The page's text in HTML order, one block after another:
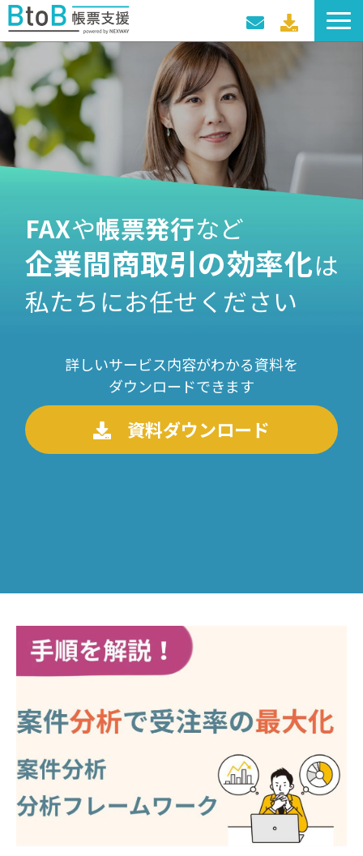
サービス一覧
導入事例
料金プラン
セミナー・イベント
FAXや帳票発行など
企業間商取引の効率化は
私たちにお任せください
詳しいサービス内容がわかる資料を
ダウンロードできます
資料ダウンロード